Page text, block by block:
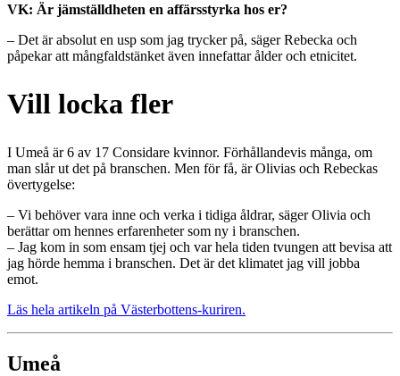
VK: Är jämställdheten en affärsstyrka hos er?
– Det är absolut en usp som jag trycker på, säger Rebecka och
påpekar att mångfaldstänket även innefattar ålder och etnicitet.
Vill locka fler
I Umeå är 6 av 17 Considare kvinnor. Förhållandevis många, om
man slår ut det på branschen. Men för få, är Olivias och Rebeckas
övertygelse:
– Vi behöver vara inne och verka i tidiga åldrar, säger Olivia och
berättar om hennes erfarenheter som ny i branschen.
– Jag kom in som ensam tjej och var hela tiden tvungen att bevisa att
jag hörde hemma i branschen. Det är det klimatet jag vill jobba
emot.
Läs hela artikeln på Västerbottens-kuriren.
Umeå